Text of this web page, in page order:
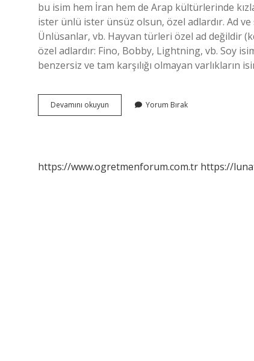
bu isim hem İran hem de Arap kültürlerinde
ister ünlü ister ünsüz olsun, özel adlardır. Ad
Ünlüsanlar, vb. Hayvan türleri özel ad değildir
özel adlardır: Fino, Bobby, Lightning, vb. Soy
benzersiz ve tam karşılığı olmayan varlıkların
Devamını okuyun
Özel
Yorum Bırak
https://www.ogretmenforum.com.tr https://